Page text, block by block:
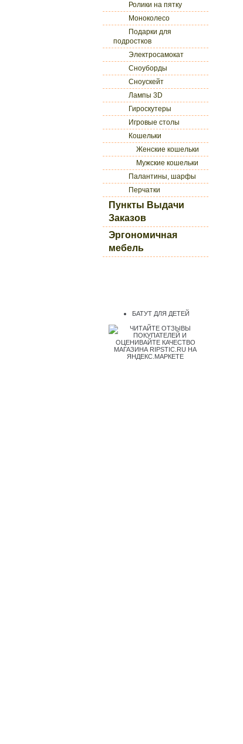
Ролики на пятку
Моноколесо
Подарки для
подростков
Электросамокат
Сноуборды
Сноускейт
Лампы 3D
Гироскутеры
Игровые столы
Кошельки
Женские кошельки
Мужские кошельки
Палантины, шарфы
Перчатки
Пункты Выдачи
Заказов
Эргономичная
мебель
БАТУТ ДЛЯ ДЕТЕЙ